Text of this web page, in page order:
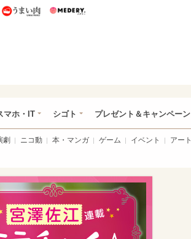
うまいパン うまい肉
マホ・IT シゴト プレゼント＆キャンペーン
劇 ニコ動 本・マンガ ゲーム イベント アート